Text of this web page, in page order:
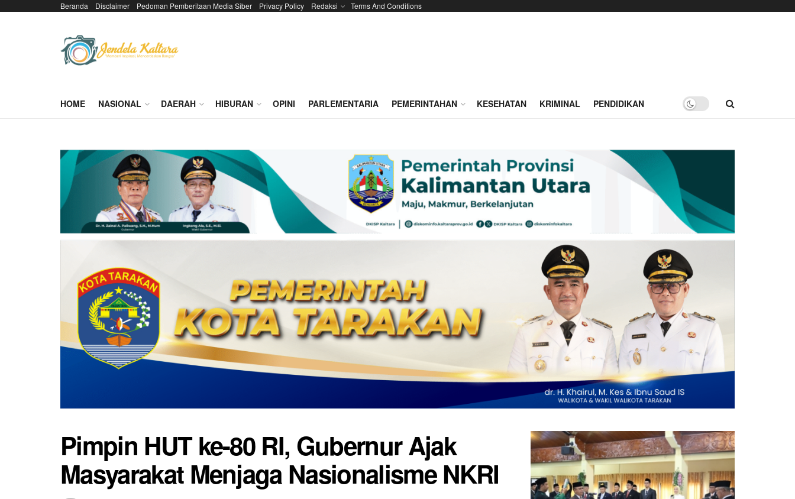
Beranda Disclaimer Pedoman Pemberitaan Media Siber Privacy Policy Redaksi Terms And Conditions
HOME NASIONAL DAERAH HIBURAN OPINI PARLEMENTARIA PEMERINTAHAN KESEHATAN KRIMINAL PENDIDIKAN
Pimpin HUT ke-80 RI, Gubernur Ajak
Masyarakat Menjaga Nasionalisme NKRI